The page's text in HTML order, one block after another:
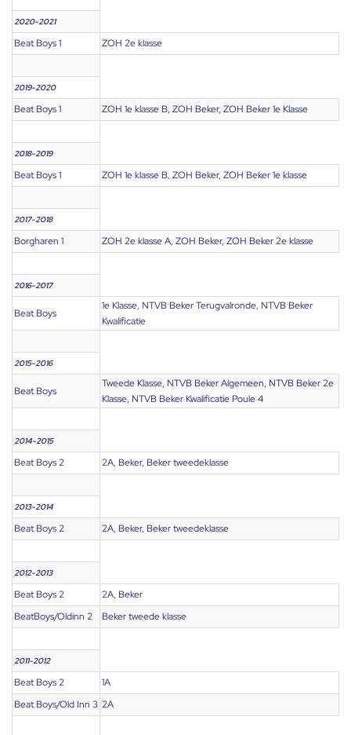
2020-2021
Beat Boys 1 ZOH 2e klasse
2019-2020
Beat Boys 1 ZOH 1e klasse B, ZOH Beker, ZOH Beker 1e Klasse
2018-2019
Beat Boys 1 ZOH 1e klasse B, ZOH Beker, ZOH Beker 1e klasse
2017-2018
Borgharen 1 ZOH 2e klasse A, ZOH Beker, ZOH Beker 2e klasse
2016-2017
Beat Boys
1e Klasse, NTVB Beker Terugvalronde, NTVB Beker
Kwalificatie
2015-2016
Beat Boys
Tweede Klasse, NTVB Beker Algemeen, NTVB Beker 2e
Klasse, NTVB Beker Kwalificatie Poule 4
2014-2015
Beat Boys 2 2A, Beker, Beker tweedeklasse
2013-2014
Beat Boys 2 2A, Beker, Beker tweedeklasse
2012-2013
Beat Boys 2
2A, Beker
BeatBoys/Oldinn 2
Beker tweede klasse
2011-2012
Beat Boys 2
1A
Beat Boys/Old Inn 3 2A